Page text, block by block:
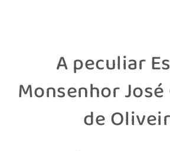
A peculiar
Monsenhor José
de